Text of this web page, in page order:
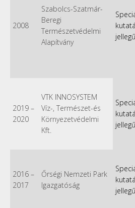
2008
Szabolcs-Szatmár-
Beregi
Természetvédelmi
Alapítvány
2019 –
2020
VTK INNOSYSTEM
Víz-, Természet-és
Környezetvédelmi
Kft.
2016 –
2017
Őrségi Nemzeti Park
Igazgatóság